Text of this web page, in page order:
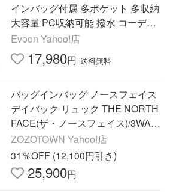
インバッグ付属 多ポケット 多収納
大容量 PC収納可能 撥水 コーデュ
ラ生地 キャリーオン 底鋲 自立 通
勤 通学 メンズ 男性
Evoon Yahoo!店
17,980円 送料無料
バッグインバッグ ノースフェイス
デイバック リュック THE NORTH
FACE(ザ・ノースフェイス)/3WAY
巾着型 ショルダー ボディバッグ
リュック バックパック…
ZOZOTOWN Yahoo!店
31％OFF (12,100円引き)
25,900円